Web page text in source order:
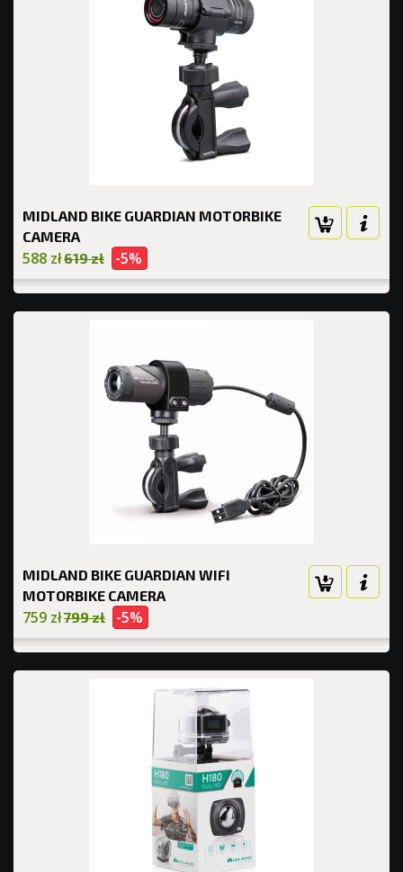
MIDLAND BIKE GUARDIAN MOTORBIKE
CAMERA
588 zł619 zł -5%
MIDLAND BIKE GUARDIAN WIFI
MOTORBIKE CAMERA
759 zł799 zł -5%